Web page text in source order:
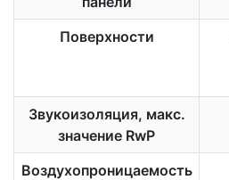
Поверхности
Звукоизоляция, макс.
значение RwP
Воздухопроницаемость